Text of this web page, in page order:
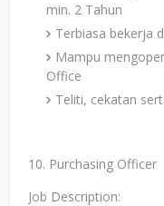
min. 2 Tahun
Terbiasa bekerja
Mampu
Office
Teliti, cekatan
10. Purchasing Officer
Job Description: